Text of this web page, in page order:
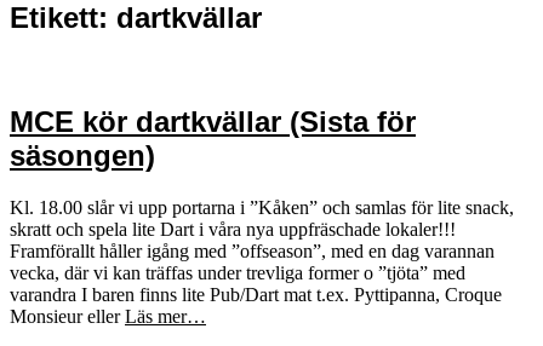
Etikett: dartkvällar
MCE kör dartkvällar (Sista för
säsongen)
Kl. 18.00 slår vi upp portarna i ”Kåken” och samlas för lite snack,
skratt och spela lite Dart i våra nya uppfräschade lokaler!!!
Framförallt håller igång med ”offseason”, med en dag varannan
vecka, där vi kan träffas under trevliga former o ”tjöta” med
varandra I baren finns lite Pub/Dart mat t.ex. Pyttipanna, Croque
Monsieur ellerLäs mer…